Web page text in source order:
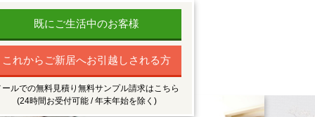
既にご生活中のお客様
これからご新居へお引越しされる方
ールでの無料見積り無料サンプル請求はこちら
(24時間お受付可能 / 年末年始を除く)